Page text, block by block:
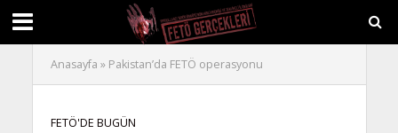
Anasayfa » Pakistan’da FETÖ operasyonu
FETÖ'DE BUGÜN